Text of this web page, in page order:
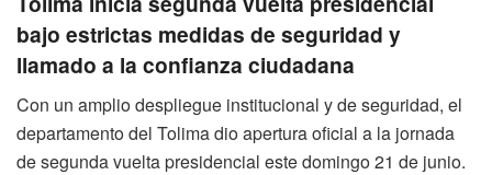
bajo estrictas medidas de seguridad y
llamado a la confianza ciudadana
Con un amplio despliegue institucional y de seguridad, el
departamento del Tolima dio apertura oficial a la jornada
de segunda vuelta presidencial este domingo 21 de junio.